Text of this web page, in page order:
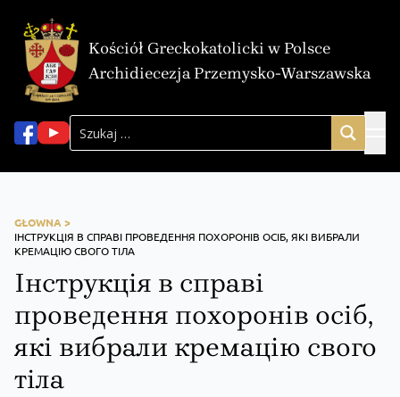
Kościół Greckokatolicki w Polsce
Archidiecezja Przemysko-Warszawska
GŁOWNA >
ІНСТРУКЦІЯ В СПРАВІ ПРОВЕДЕННЯ ПОХОРОНІВ ОСІБ, ЯКІ ВИБРАЛИ
КРЕМАЦІЮ СВОГО ТІЛА
Інструкція в справі
проведення похоронів осіб,
які вибрали кремацію свого
тіла